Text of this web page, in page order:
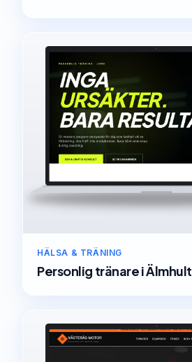
HÄLSA & TRÄNING
Personlig tränareiÄlmhult